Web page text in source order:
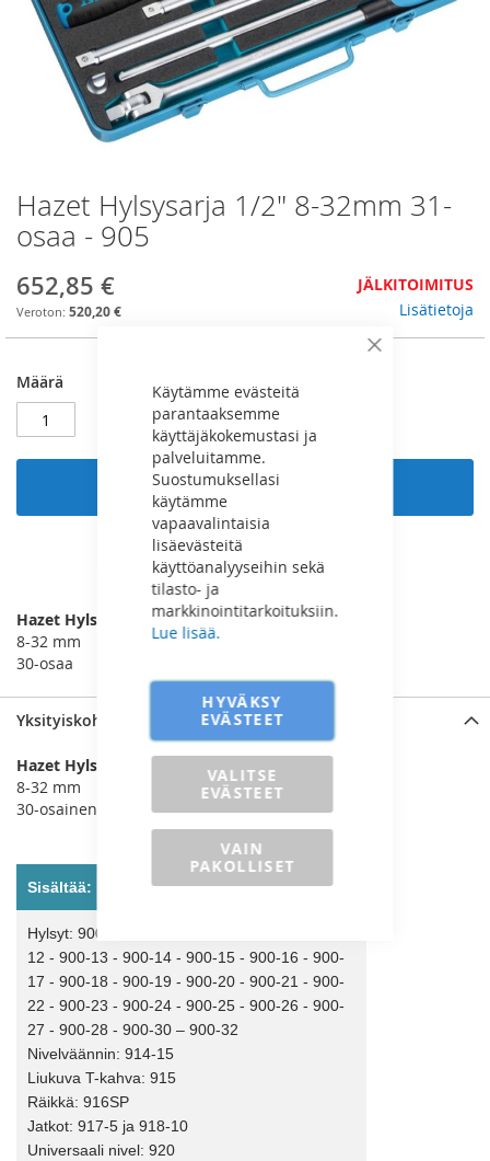
Sulje
Käytämme evästeitä
parantaaksemme
käyttäjäkokemustasi ja
palveluitamme.
Suostumuksellasi
käytämme
vapaavalintaisia
lisäevästeitä
käyttöanalyyseihin sekä
tilasto- ja
markkinointitarkoituksiin.
Lue lisää.
HYVÄKSY
EVÄSTEET
VALITSE
EVÄSTEET
VAIN
PAKOLLISET
Skip
to
the
of
the
Hazet Hylsysarja 1/2" 8-32mm 31-
osaa - 905
652,85 €
520,20 €
JÄLKITOIMITUS
Lisätietoja
Määrä
Lisää ostoskoriin
LISÄÄ VERTAILUUN
Hazet Hylsysarja 1/2”
8-32 mm
30-osaa
Yksityiskohdat
Hazet Hylsysarja 1/2”
8-32 mm
30-osainen sarja
Sisältää:
Hylsyt: 900-8 - 900-9 - 900-10 - 900-11 - 900-
12 - 900-13 - 900-14 - 900-15 - 900-16 - 900-
17 - 900-18 - 900-19 - 900-20 - 900-21 - 900-
22 - 900-23 - 900-24 - 900-25 - 900-26 - 900-
27 - 900-28 - 900-30 – 900-32
Nivelväännin: 914-15
Liukuva T-kahva: 915
Räikkä: 916SP
Jatkot: 917-5 ja 918-10
Universaali nivel: 920